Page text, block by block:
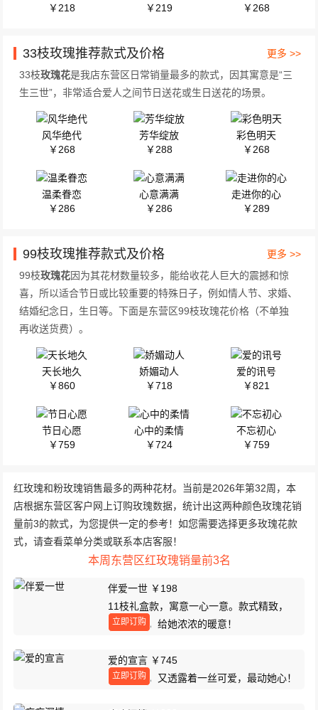
￥218
￥219
￥268
33枝玫瑰推荐款式及价格
更多 >>
33枝玫瑰花是我店东营区日常销量最多的款式，因其寓意是“三
生三世”，非常适合爱人之间节日送花或生日送花的场景。
风华绝代
￥268
芳华绽放
￥288
彩色明天
￥268
温柔眷恋
￥286
心意满满
￥286
走进你的心
￥289
99枝玫瑰推荐款式及价格
更多 >>
99枝玫瑰花因为其花材数量较多，能给收花人巨大的震撼和惊
喜，所以适合节日或比较重要的特殊日子，例如情人节、求婚、
结婚纪念日，生日等。下面是东营区99枝玫瑰花价格（不单独
再收送货费）。
天长地久
￥860
娇媚动人
￥718
爱的讯号
￥821
节日心愿
￥759
心中的柔情
￥724
不忘初心
￥759
红玫瑰和粉玫瑰销售最多的两种花材。当前是2026年第32周，本
店根据东营区客户网上订购玫瑰数据，统计出这两种颜色玫瑰花销
量前3的款式，为您提供一定的参考！如您需要选择更多玫瑰花款
式，请查看菜单分类或联系本店客服！
本周东营区红玫瑰销量前3名
伴爱一世 ￥198
11枝礼盒款，寓意一心一意。款式精致，
价格实惠，给她浓浓的暖意！
立即订购
爱的宣言 ￥745
花束大气，又透露着一丝可爱，最动她心！
立即订购